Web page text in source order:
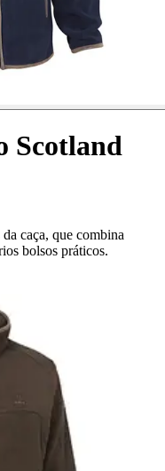
Scotland
caça, que combina
bolsos práticos.